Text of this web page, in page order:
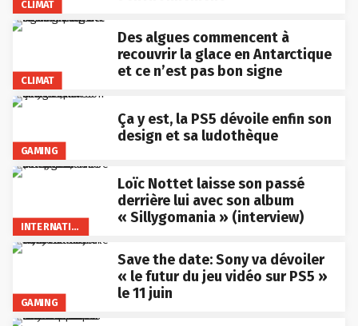
CLIMAT
CLIMAT
Des algues commencent à
recouvrir la glace en Antarctique
et ce n’est pas bon signe
GAMING
Ça y est, la PS5 dévoile enfin son
design et sa ludothèque
INTERNATIONAL
Loïc Nottet laisse son passé
derrière lui avec son album
« Sillygomania » (interview)
GAMING
Save the date: Sony va dévoiler
« le futur du jeu vidéo sur PS5 »
le 11 juin